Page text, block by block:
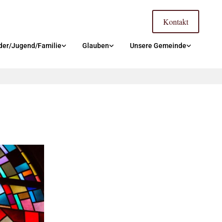
Kontakt
Jugend/Familie Glauben Unsere Gemeinde